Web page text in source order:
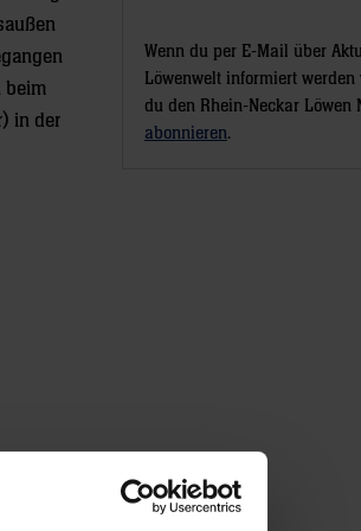
beim
in der
Wenn du per E-Mail über
Löwenwelt informiert
du den Rhein-Neckar Löwen
abonnieren.